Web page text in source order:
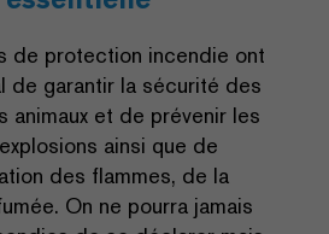
de protection incendie ont
de garantir la sécurité des
animaux et de prévenir les
ainsi que de
des flammes, de la
On ne pourra jamais